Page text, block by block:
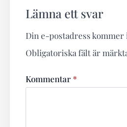
Lämna ett svar
Din e-postadress
Obligatoriska fält är
Kommentar *